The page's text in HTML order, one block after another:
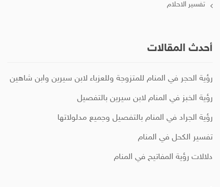
تفسير الاحلام
أحدث المقالات
رؤية الحجر في المنام للمتزوجة وللعزباء لابن سيرين وابن شاهين
رؤية الخبز في المنام لابن سيرين بالتفصيل
رؤية الجراد في المنام بالتفصيل وجميع مدلولاتها
تفسير الكحل في المنام
دلالات رؤية المفاتيح في المنام